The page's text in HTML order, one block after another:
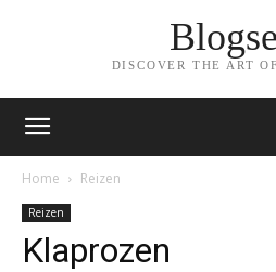
DISCOVER THE ART
Home Reizen
Reizen
Klaprozen